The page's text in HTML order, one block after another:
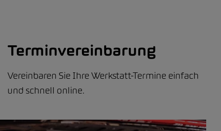
Terminvereinbarung
Vereinbaren Sie Ihre Werkstatt-Termine einfach
und schnell online.